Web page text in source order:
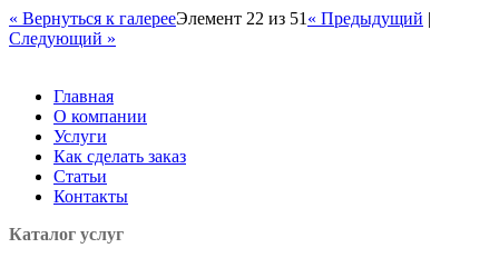
« Вернуться к галерееЭлемент 22 из 51 « Предыдущий |
Следующий »
Главная
О компании
Услуги
Как сделать заказ
Статьи
Контакты
Каталог услуг